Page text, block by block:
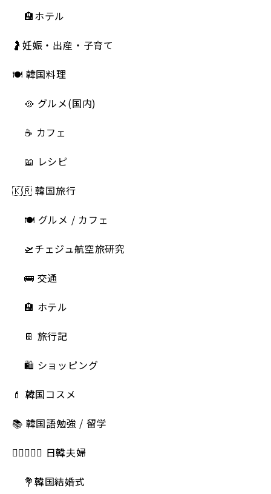
🏨ホテル
🤰妊娠・出産・子育て
🍽 韓国料理
🥘 グルメ(国内)
☕️ カフェ
📖 レシピ
🇰🇷 韓国旅行
🍽 グルメ / カフェ
🛫チェジュ航空旅研究
🚌 交通
🏨 ホテル
📔 旅行記
🛍️ ショッピング
💄 韓国コスメ
📚 韓国語勉強 / 留学
👩🏻‍❤️‍👨🏻 日韓夫婦
💐韓国結婚式